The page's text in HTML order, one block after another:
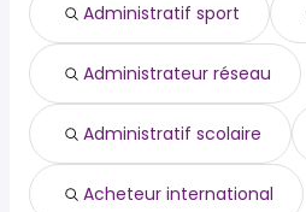
Administratif sport
Administrateur réseau
Administratif scolaire
Acheteur international